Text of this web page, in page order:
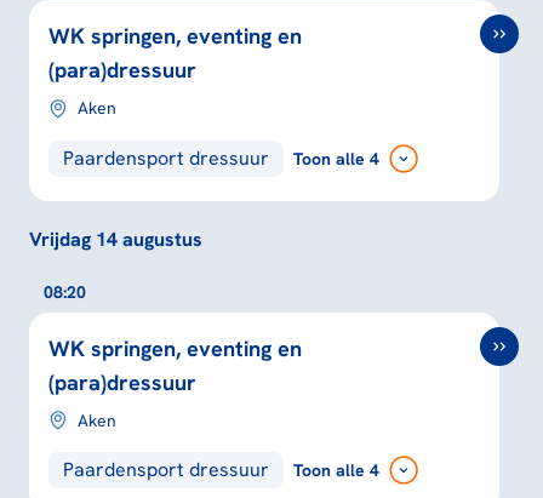
WK springen, eventing en
(para)dressuur
Aken
Paardensport dressuur Toon alle 4
Vrijdag 14 augustus
08:20
WK springen, eventing en
(para)dressuur
Aken
Paardensport dressuur Toon alle 4